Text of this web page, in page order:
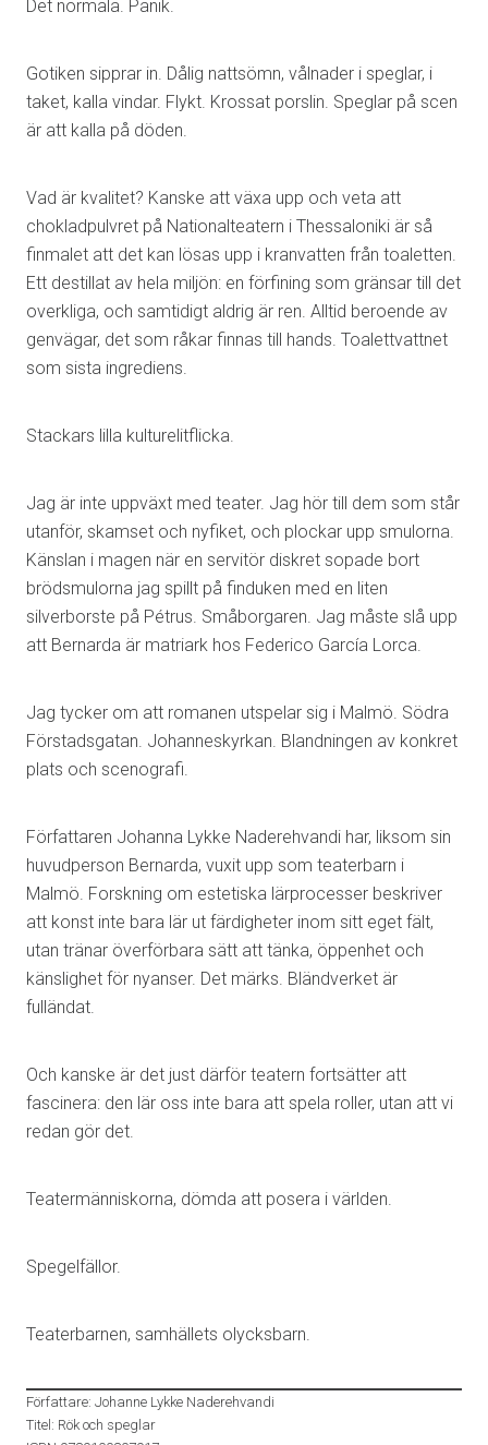
Det normala. Panik.
Gotiken sipprar in. Dålig nattsömn, vålnader i speglar, i
taket, kalla vindar. Flykt. Krossat porslin. Speglar på scen
är att kalla på döden.
Vad är kvalitet? Kanske att växa upp och veta att
chokladpulvret på Nationalteatern i Thessaloniki är så
finmalet att det kan lösas upp i kranvatten från toaletten.
Ett destillat av hela miljön: en förfining som gränsar till det
overkliga, och samtidigt aldrig är ren. Alltid beroende av
genvägar, det som råkar finnas till hands. Toalettvattnet
som sista ingrediens.
Stackars lilla kulturelitflicka.
Jag är inte uppväxt med teater. Jag hör till dem som står
utanför, skamset och nyfiket, och plockar upp smulorna.
Känslan i magen när en servitör diskret sopade bort
brödsmulorna jag spillt på finduken med en liten
silverborste på Pétrus. Småborgaren. Jag måste slå upp
att Bernarda är matriark hos Federico García Lorca.
Jag tycker om att romanen utspelar sig i Malmö. Södra
Förstadsgatan. Johanneskyrkan. Blandningen av konkret
plats och scenografi.
Författaren Johanna Lykke Naderehvandi har, liksom sin
huvudperson Bernarda, vuxit upp som teaterbarn i
Malmö. Forskning om estetiska lärprocesser beskriver
att konst inte bara lär ut färdigheter inom sitt eget fält,
utan tränar överförbara sätt att tänka, öppenhet och
känslighet för nyanser. Det märks. Bländverket är
fulländat.
Och kanske är det just därför teatern fortsätter att
fascinera: den lär oss inte bara att spela roller, utan att vi
redan gör det.
Teatermänniskorna, dömda att posera i världen.
Spegelfällor.
Teaterbarnen, samhällets olycksbarn.
Författare: Johanne Lykke Naderehvandi
Titel: Rök och speglar